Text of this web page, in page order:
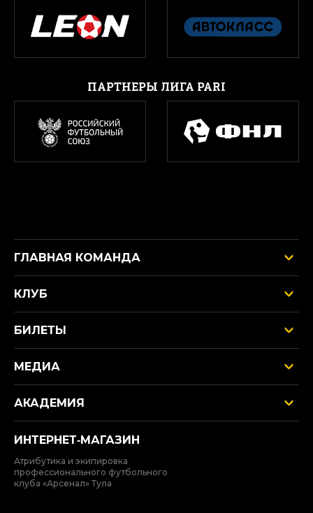
ПАРТНЕРЫ ЛИГА PARI
ГЛАВНАЯ КОМАНДА
КЛУБ
БИЛЕТЫ
МЕДИА
АКАДЕМИЯ
ИНТЕРНЕТ‑МАГАЗИН
Атрибутика и экипировка
профессионального футбольного
клуба «Арсенал» Тула